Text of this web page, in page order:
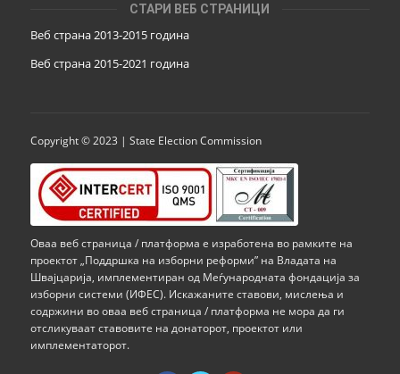
СТАРИ ВЕБ СТРАНИЦИ
Веб страна 2013-2015 година
Веб страна 2015-2021 година
Copyright © 2023 | State Election Commission
Оваа веб страница / платформа е изработена во рамките на
проектот „Поддршка на изборни реформи” на Владата на
Швајцарија, имплементиран од Меѓународната фондација за
изборни системи (ИФЕС). Искажаните ставови, мислења и
содржини во оваа веб страница / платформа не мора да ги
отсликуваат ставовите на донаторот, проектот или
имплементаторот.